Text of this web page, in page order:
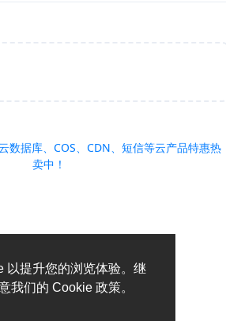
以提升您的浏览体验。继
我们的 Cookie 政策。
数据库、COS、CDN、短信等云产品特惠热
卖中！